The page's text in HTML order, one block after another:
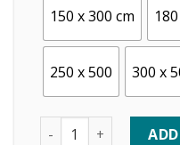
150 x 300 cm
250 x 500 300 x
Quantity